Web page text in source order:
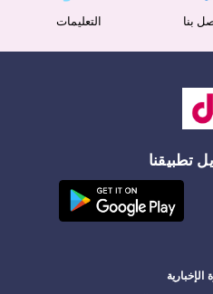
بنا التعليمات
تطبيقنا
الإخبارية